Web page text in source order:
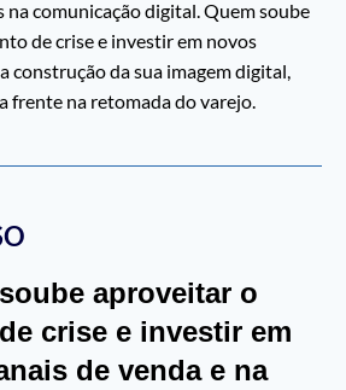
na comunicação digital. Quem soube
de crise e investir em novos
construção da sua imagem digital,
frente na retomada do varejo.
aproveitar o
crise e investir em
de venda e na